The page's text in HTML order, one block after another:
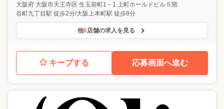
大阪府 大阪市天王寺区 生玉前町1－1 上町ホールドビル５階
谷町九丁目駅 徒歩2分/大阪上本町駅 徒歩8分
他6店舗の求人を見る
キープする 応募画面へ進む